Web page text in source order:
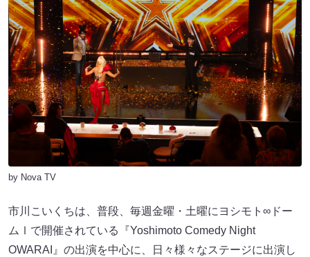
by Nova TV
市川こいくちは、普段、毎週金曜・土曜にヨシモト∞ドー
ムⅠで開催されている『Yoshimoto Comedy Night
OWARAI』の出演を中心に、日々様々なステージに出演し